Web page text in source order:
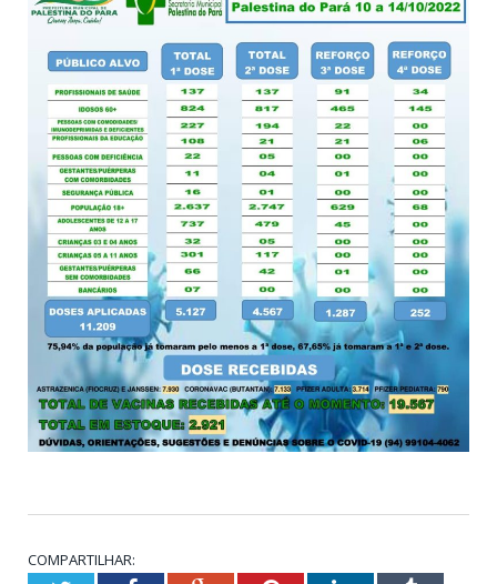
COMPARTILHAR: